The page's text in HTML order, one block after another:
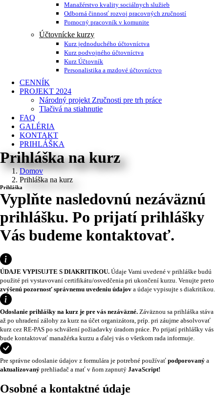
Manažérstvo kvality sociálnych služieb
Odborná činnosť rozvoj pracovných zručností
Pomocný pracovník v komunite
Účtovnícke kurzy
Kurz jednoduchého účtovníctva
Kurz podvojného účtovníctva
Kurz Účtovník
Personalistika a mzdové účtovníctvo
CENNÍK
PROJEKT 2024
Národný projekt Zručnosti pre trh práce
Tlačivá na stiahnutie
FAQ
GALÉRIA
KONTAKT
PRIHLÁŠKA
Prihláška na kurz
Domov
Prihláška na kurz
Prihláška
Vyplňte nasledovnú nezáväznú
prihlášku. Po prijatí prihlášky
Vás budeme kontaktovať.
ÚDAJE VYPISUJTE S DIAKRITIKOU. Údaje Vami uvedené v prihláške budú
použité pri vystavovaní certifikátu/osvedčenia pri ukončení kurzu. Venujte preto
zvýšenú pozornosť správnemu uvedeniu údajov a údaje vypisujte s diakritikou.
Odoslanie prihlášky na kurz je pre vás nezáväzné. Záväznou sa prihláška stáva
až po uhradení zálohy za kurz na účet organizátora, príp. pri záujme absolvovať
kurz cez RE-PAS po schválení požiadavky úradom práce. Po prijatí prihlášky vás
bude kontaktovať manažérka kurzu a ďalej vás o všetkom rada informuje.
Pre správne odoslanie údajov z formulára je potrebné používať podporovaný a
aktualizovaný prehliadač a mať v ňom zapnutý JavaScript!
Osobné a kontaktné údaje